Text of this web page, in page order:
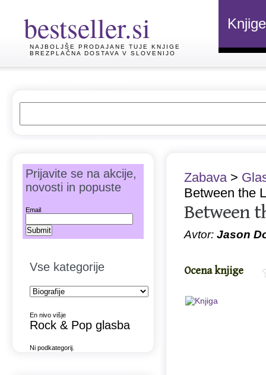
bestseller.si
NAJBOLJŠE PRODAJANE TUJE KNJIGE
BREZPLAČNA DOSTAVA V SLOVENIJO
Knjige
Zabava>
Between the
Between
Avtor: Jason
Ocena knjige
Prijavite se na akcije,
novosti in popuste
Email
Vse kategorije
En nivo višje
Rock & Pop glasba
Ni podkategorij.